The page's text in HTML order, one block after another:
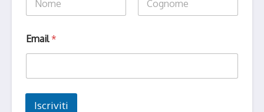
m
a
l
N
Email*
Iscriviti